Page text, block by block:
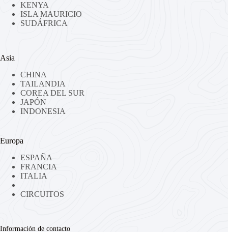
KENYA
ISLA MAURICIO
SUDÁFRICA
Asia
CHINA
TAILANDIA
COREA DEL SUR
JAPÓN
INDONESIA
Europa
ESPAÑA
FRANCIA
ITALIA
CIRCUITOS
Información de contacto